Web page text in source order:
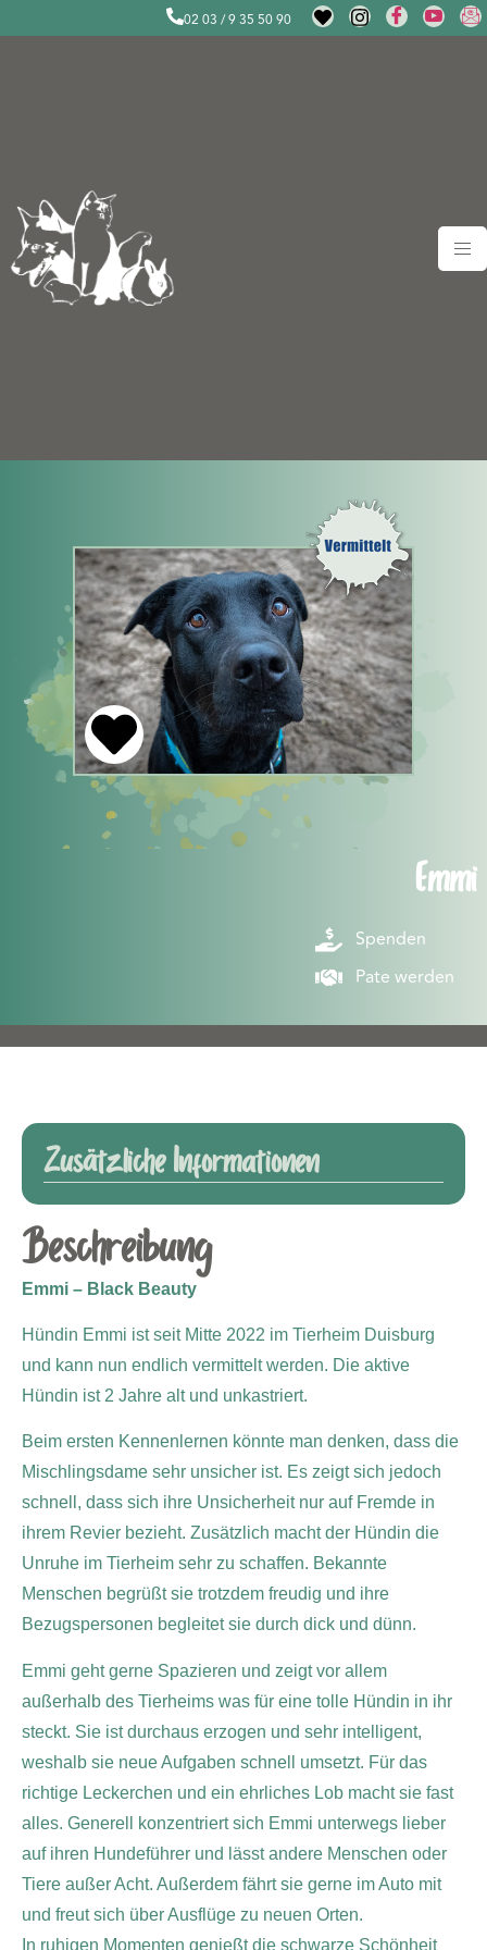
02 03 / 9 35 50 90
Emmi
Spenden
Pate werden
Zusätzliche Informationen
Beschreibung
Emmi – Black Beauty
Hündin Emmi ist seit Mitte 2022 im Tierheim Duisburg
und kann nun endlich vermittelt werden. Die aktive
Hündin ist 2 Jahre alt und unkastriert.
Beim ersten Kennenlernen könnte man denken, dass die
Mischlingsdame sehr unsicher ist. Es zeigt sich jedoch
schnell, dass sich ihre Unsicherheit nur auf Fremde in
ihrem Revier bezieht. Zusätzlich macht der Hündin die
Unruhe im Tierheim sehr zu schaffen. Bekannte
Menschen begrüßt sie trotzdem freudig und ihre
Bezugspersonen begleitet sie durch dick und dünn.
Emmi geht gerne Spazieren und zeigt vor allem
außerhalb des Tierheims was für eine tolle Hündin in ihr
steckt. Sie ist durchaus erzogen und sehr intelligent,
weshalb sie neue Aufgaben schnell umsetzt. Für das
richtige Leckerchen und ein ehrliches Lob macht sie fast
alles. Generell konzentriert sich Emmi unterwegs lieber
auf ihren Hundeführer und lässt andere Menschen oder
Tiere außer Acht. Außerdem fährt sie gerne im Auto mit
und freut sich über Ausflüge zu neuen Orten.
In ruhigen Momenten genießt die schwarze Schönheit